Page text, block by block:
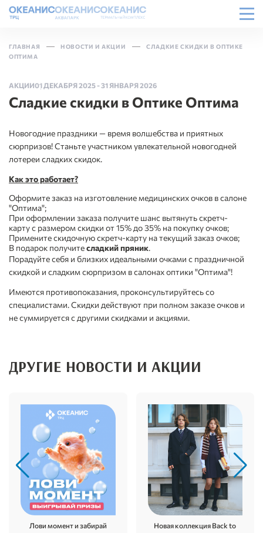
ГЛАВНАЯ НОВОСТИ И АКЦИИ
СЛАДКИЕ СКИДКИ В ОПТИКЕ
ОПТИМА
АКЦИИ01 ДЕКАБРЯ 2025-31 ЯНВАРЯ 2026
Сладкие скидки в Оптике Оптима
Новогодние праздники — время волшебства и приятных
сюрпризов! Станьте участником увлекательной новогодней
лотереи сладких скидок.
Как это работает?
Оформите заказ на изготовление медицинских очков в салоне
"Оптима";
При оформлении заказа получите шанс вытянуть скретч-
карту с размером скидки от 15% до 35% на покупку очков;
Примените скидочную скретч-карту на текущий заказ очков;
В подарок получитесладкий пряник.
Порадуйте себя и близких идеальными очками с праздничной
скидкой и сладким сюрпризом в салонах оптики "Оптима"!
Имеются противопоказания, проконсультируйтесь со
специалистами. Скидки действуют при полном заказе очков и
не суммируется с другими скидками и акциями.
ДРУГИЕ НОВОСТИ И АКЦИИ
Лови момент и забирай
Новая коллекция Back to